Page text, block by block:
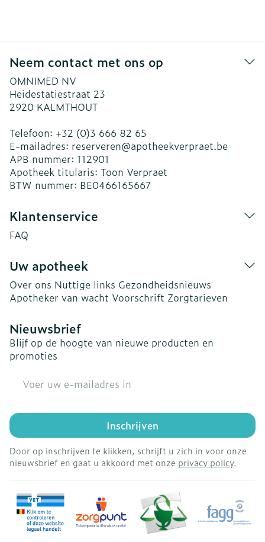
Neem contact met ons op
OMNIMED NV
Heidestatiestraat 23
2920 KALMTHOUT
Telefoon: +32 (0)3 666 82 65
E-mailadres: reserveren@apotheekverpraet.be
APB nummer: 112901
Apotheek titularis: Toon Verpraet
BTW nummer: BE0466165667
Klantenservice
FAQ
Uw apotheek
Over ons Nuttige links Gezondheidsnieuws
Apotheker van wacht Voorschrift Zorgtarieven
Nieuwsbrief
Blijf op de hoogte van nieuwe producten en
promoties
Inschrijven
Door op inschrijven te klikken, schrijft u zich in voor onze
nieuwsbrief en gaat u akkoord met onze privacy policy.